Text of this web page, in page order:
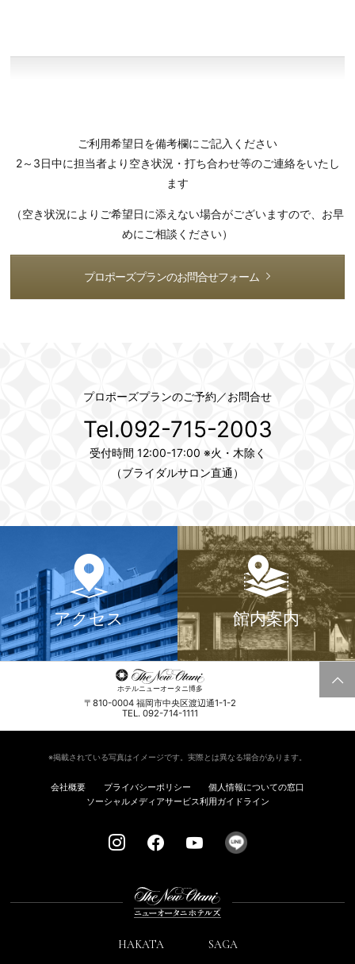
ご利用希望日を備考欄にご記入ください
2～3日中に担当者より空き状況・打ち合わせ等のご連絡をいたし
ます
（空き状況によりご希望日に添えない場合がございますので、お早
めにご相談ください）
プロポーズプランのお問合せフォーム
プロポーズプランのご予約／お問合せ
Tel.092-715-2003
受付時間 12:00-17:00 ※火・木除く
（ブライダルサロン直通）
アクセス 館内案内
ホテルニューオータニ博多
〒810-0004 福岡市中央区渡辺通1-1-2
TEL. 092-714-1111
※掲載されている写真はイメージです。実際とは異なる場合があります。
会社概要 プライバシーポリシー
個人情報についての窓口
ソーシャルメディアサービス利用ガイドライン
HAKATA SAGA